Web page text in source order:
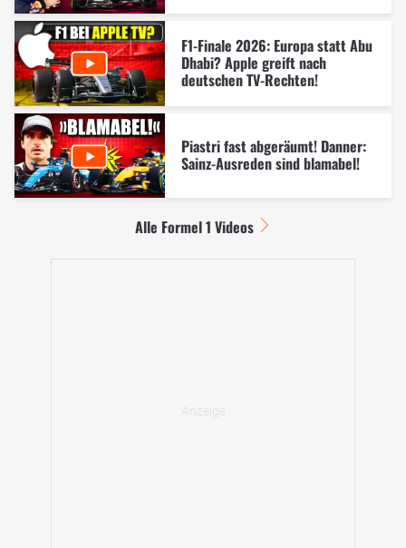
F1-Finale 2026: Europa statt Abu
Dhabi? Apple greift nach
deutschen TV-Rechten!
Piastri fast abgeräumt! Danner:
Sainz-Ausreden sind blamabel!
Alle Formel 1 Videos